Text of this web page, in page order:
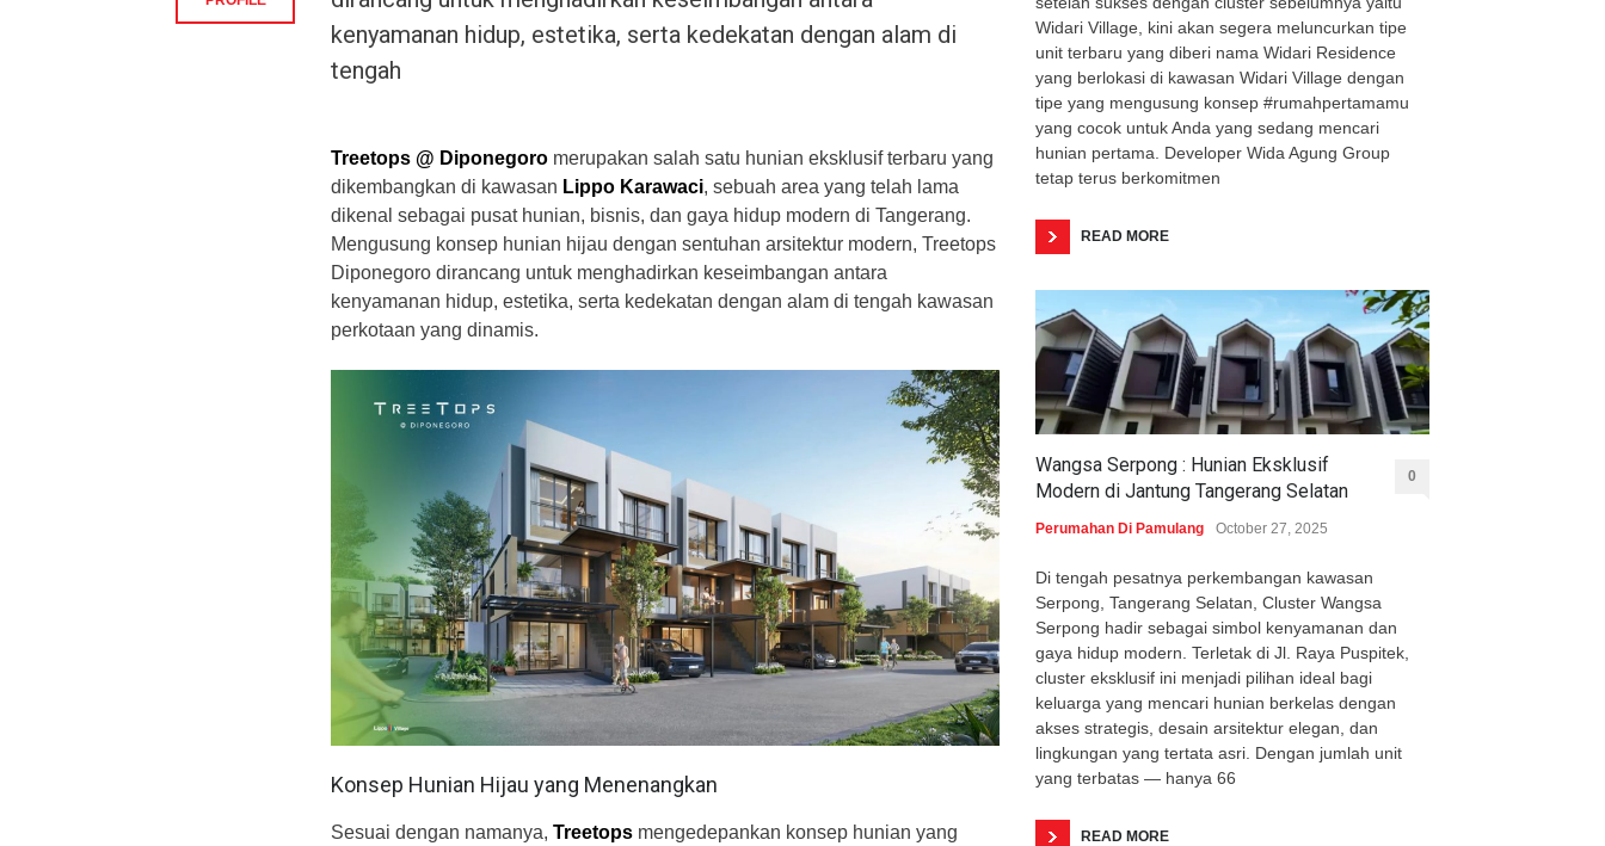
kenyamanan hidup, estetika, serta kedekatan dengan alam di
tengah
Treetops @ Diponegoro merupakan salah satu hunian eksklusif terbaru yang
dikembangkan di kawasan Lippo Karawaci, sebuah area yang telah lama
dikenal sebagai pusat hunian, bisnis, dan gaya hidup modern di Tangerang.
Mengusung konsep hunian hijau dengan sentuhan arsitektur modern, Treetops
Diponegoro dirancang untuk menghadirkan keseimbangan antara
kenyamanan hidup, estetika, serta kedekatan dengan alam di tengah kawasan
perkotaan yang dinamis.
Konsep Hunian Hijau yang Menenangkan
Sesuai dengan namanya, Treetops mengedepankan konsep hunian yang
Widari Village, kini akan segera meluncurkan tipe
unit terbaru yang diberi nama Widari Residence
yang berlokasi di kawasan Widari Village dengan
tipe yang mengusung konsep #rumahpertamamu
yang cocok untuk Anda yang sedang mencari
hunian pertama. Developer Wida Agung Group
tetap terus berkomitmen
READ MORE
Wangsa Serpong : Hunian Eksklusif
Modern di Jantung Tangerang Selatan
0
Perumahan Di Pamulang October 27, 2025
Di tengah pesatnya perkembangan kawasan
Serpong, Tangerang Selatan, Cluster Wangsa
Serpong hadir sebagai simbol kenyamanan dan
gaya hidup modern. Terletak di Jl. Raya Puspitek,
cluster eksklusif ini menjadi pilihan ideal bagi
keluarga yang mencari hunian berkelas dengan
akses strategis, desain arsitektur elegan, dan
lingkungan yang tertata asri. Dengan jumlah unit
yang terbatas — hanya 66
READ MORE